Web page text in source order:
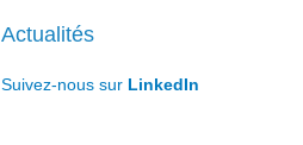
Actualités
Suivez-nous sur LinkedIn